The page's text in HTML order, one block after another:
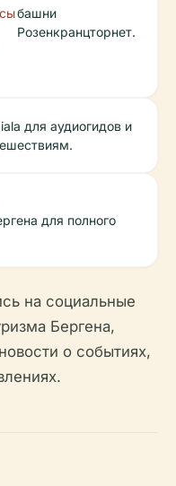
башни
Розенкранцторнет.
для аудиогидов и
для полного
на социальные
Бергена,
о событиях,